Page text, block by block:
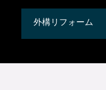
新築外構